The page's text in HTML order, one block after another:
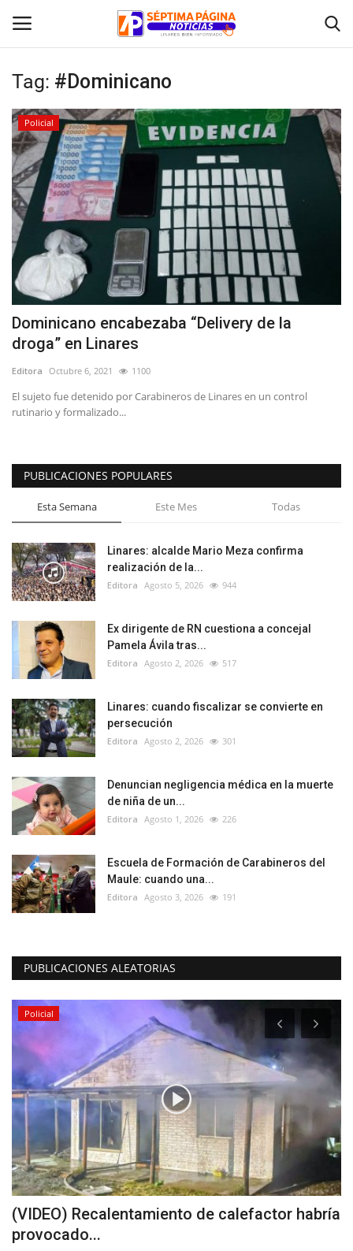
Inicio
Crónica
Policial
Tribunales
Deporte
Política
Espectáculos
Tag: #Dominicano
Policial
Dominicano encabezaba “Delivery de la
droga” en Linares
Editora Octubre 6, 2021 1100
El sujeto fue detenido por Carabineros de Linares en un control
rutinario y formalizado...
PUBLICACIONES POPULARES
Esta Semana Este Mes Todas
Linares: alcalde Mario Meza confirma
realización de la...
Editora Agosto 5, 2026 944
Ex dirigente de RN cuestiona a concejal
Pamela Ávila tras...
Editora Agosto 2, 2026 517
Linares: cuando fiscalizar se convierte en
persecución
Editora Agosto 2, 2026 301
Denuncian negligencia médica en la muerte
de niña de un...
Editora Agosto 1, 2026 226
Escuela de Formación de Carabineros del
Maule: cuando una...
Editora Agosto 3, 2026 191
PUBLICACIONES ALEATORIAS
Policial
(VIDEO) Recalentamiento de calefactor habría
provocado...